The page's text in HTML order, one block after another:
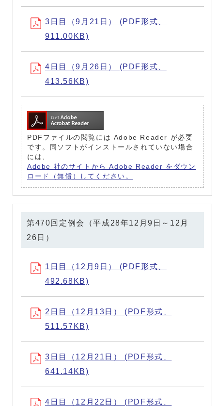
3日目（9月21日） (PDF形式、
911.00KB)
4日目（9月26日） (PDF形式、
413.56KB)
PDFファイルの閲覧には Adobe Reader が必要
です。同ソフトがインストールされていない場合
には、
Adobe 社のサイトから Adobe Reader をダウン
ロード（無償）してください。
第470回定例会（平成28年12月9日～12月
26日）
1日目（12月9日） (PDF形式、
492.68KB)
2日目（12月13日） (PDF形式、
511.57KB)
3日目（12月21日） (PDF形式、
641.14KB)
4日目（12月22日） (PDF形式、